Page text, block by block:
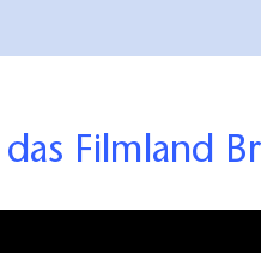
das Filmland